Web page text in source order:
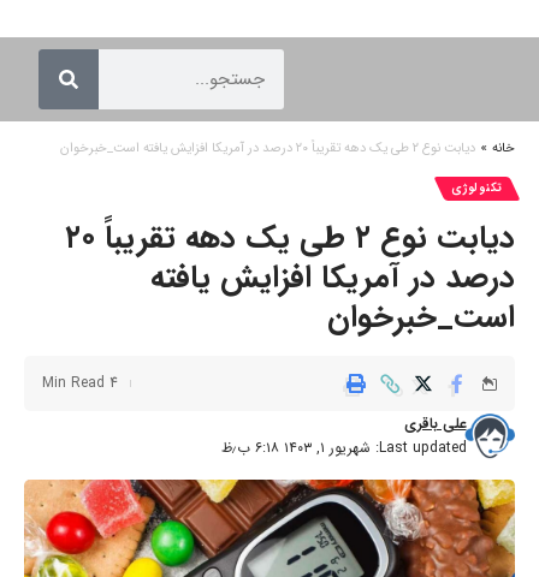
خانه » دیابت نوع ۲ طی یک دهه تقریباً ۲۰ درصد در آمریکا افزایش یافته است_خبرخوان
تکنولوژی
دیابت نوع ۲ طی یک دهه تقریباً ۲۰
درصد در آمریکا افزایش یافته
است_خبرخوان
Last updated: شهریور ۱, ۱۴۰۳ ۶:۱۸ ب٫ظ
علی باقری
4 Min Read